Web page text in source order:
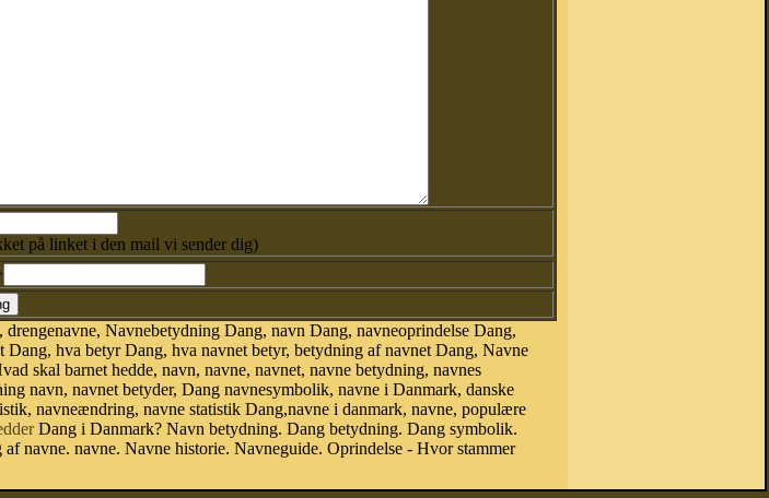
på linket i den mail vi sender dig)
Navnebetydning Dang, navn Dang, navneoprindelse Dang,
hva betyr Dang, hva navnet betyr, betydning af navnet Dang, Navne
skal barnet hedde, navn, navne, navnet, navne betydning, navnes
navn, navnet betyder, Dang navnesymbolik, navne i Danmark, danske
navneændring, navne statistik Dang,navne i danmark, navne, populære
Dang i Danmark? Navn betydning. Dang betydning. Dang symbolik.
navne. navne. Navne historie. Navneguide. Oprindelse - Hvor stammer